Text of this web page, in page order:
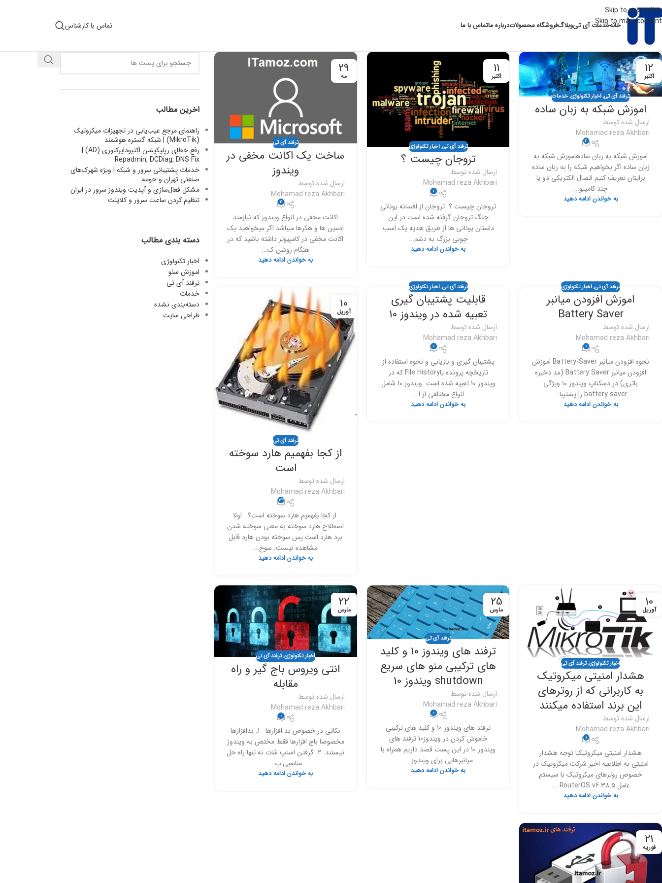
Skip to navigation
Skip to main content
خانهخدمات آی تیوبلاگفروشگاه محصولاتدرباره ماتماس با ما تماس با کارشناس
12
اکتبر
ترفند آی تی,اخبار تکنولوژی,خدمات
اموزش شبکه به زبان ساده
ارسال شده توسط
Mohamad reza Akhbari
2
اموزش شبکه به زبان سادهاموزش شبکه به
زبان ساده اگر بخواهیم شبکه را به زبان ساده
برایتان تعریف کنیم اتصال الکتریکی دو یا
چند کامپیو...
به خواندن ادامه دهید
11
اکتبر
ترفند آی تی,اخبار تکنولوژی
تروجان چیست ؟
ارسال شده توسط
Mohamad reza Akhbari
0
تروجان چیست ؟ تروجان از افسانه یونانی
جنگ تروجان گرفته شده است در این
داستان یونانی ها از طریق هدیه یک اسب
چوبی بزرگ به دشم...
به خواندن ادامه دهید
29
مه
ترفند آی تی
ساخت یک اکانت مخفی در
ویندوز
ارسال شده توسط
Mohamad reza Akhbari
2
اکانت مخفی در انواع ویندوز که نیازمند
ادمین ها و هکرها میباشد اگر میخواهید یک
اکانت مخفی در کامپیوتر داشته باشید که در
هنگام روشن ک...
به خواندن ادامه دهید
ترفند آی تی,اخبار تکنولوژی
اموزش افزودن میانبر
Battery Saver
ارسال شده توسط
Mohamad reza Akhbari
0
نحوه افزودن میانبر Battery-Saver اموزش
افزودن میانبر Battery Saver (مد ذخیره
باتری) در دسکتاپ ویندوز ۱۰ ویژگی
battery saver را پشتیبا...
به خواندن ادامه دهید
ترفند آی تی,اخبار تکنولوژی
قابلیت پشتیبان گیری
تعبیه شده در ویندوز 10
ارسال شده توسط
Mohamad reza Akhbari
0
پشتیبان گیری و بازیابی و نحوه استفاده از
تاریخچه پرونده یاFile History که در
ویندوز 10 تعبیه شده است. ویندوز 10 شامل
انواع مختلفی از ا...
به خواندن ادامه دهید
10
آوریل
ترفند آی تی
از کجا بفهمیم هارد سوخته
است
ارسال شده توسط
Mohamad reza Akhbari
33
از کجا بفهمیم هارد سوخته است؟ اولا
اصطلاح هارد سوخته به معنی سوخته شدن
برد هارد است پس سوخته بودن هارد قابل
مشاهده نیست. سوخ...
به خواندن ادامه دهید
10
آوریل
اخبار تکنولوژی,ترفند آی تی
هشدار امنیتی میکروتیک
به کاربرانی که از روترهای
این برند استفاده میکنند
ارسال شده توسط
Mohamad reza Akhbari
1
هشدار امنیتی میکروتیکبا توجه هشدار
امنیتی به اطلاعیه اخیر شرکت میکروتیک در
خصوص روترهای میکروتیک با سیستم
عامل RouterOS v6.38.5 ...
به خواندن ادامه دهید
25
مارس
ترفند آی تی
ترفند های ویندوز 10 و کلید
های ترکیبی منو های سریع
shutdown ویندوز 10
ارسال شده توسط
Mohamad reza Akhbari
0
ترفند های ویندوز 10 و کلید های ترکیبی
خاموش کردن در ویندوز10 ترفند های
ویندوز 10 در اين پست قصد داریم همراه با
میانبرهایی برای ویندوز ...
به خواندن ادامه دهید
22
مارس
اخبار تکنولوژی,ترفند آی تی
انتی ویروس باج گیر و راه
مقابله
ارسال شده توسط
Mohamad reza Akhbari
0
نکاتی در خصوص بد افزارها 1. بدافزارها
مخصوصا باج افزارها فقط مختص به ویندوز
نیستند. 2. گرفتن اسنپ شات نه تنها راه حل
مناسبی ب...
به خواندن ادامه دهید
21
فوریه
اخرین مطالب
راهنمای مرجع عیب‌یابی در تجهیزات میکروتیک
(MikroTik) | شبکه گستره هوشمند
رفع خطای رپلیکیشن اکتیودایرکتوری (AD) |
Repadmin, DCDiag, DNS Fix
خدمات پشتیبانی سرور و شبکه | ویژه شهرک‌های
صنعتی تهران و حومه
مشکل فعال‌سازی و آپدیت ویندوز سرور در ایران
تنظیم کردن ساعت سرور و کلاینت
دسته بندی مطالب
اخبار تکنولوژی
اموزش سئو
ترفند آی تی
خدمات
دسته‌بندی نشده
طراحی سایت